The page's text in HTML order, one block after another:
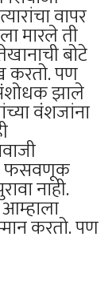
वापर
मारले ती
बोटे
करतो. पण
झाले
वंशजांना
फसवणूक
नाही.
करतो. पण